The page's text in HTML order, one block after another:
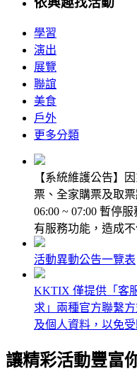
學習
演出
展覽
聯誼
美食
戶外
更多分類
【系統維護公告】
票、全家購票及取票
06:00 ~ 07:00 暫停
有服務功能，造成
活動異動公告一覽表
KKTIX 僅提供「客
求」兩種官方聯繫
及個人資料，以免受
讓精彩活動豐富